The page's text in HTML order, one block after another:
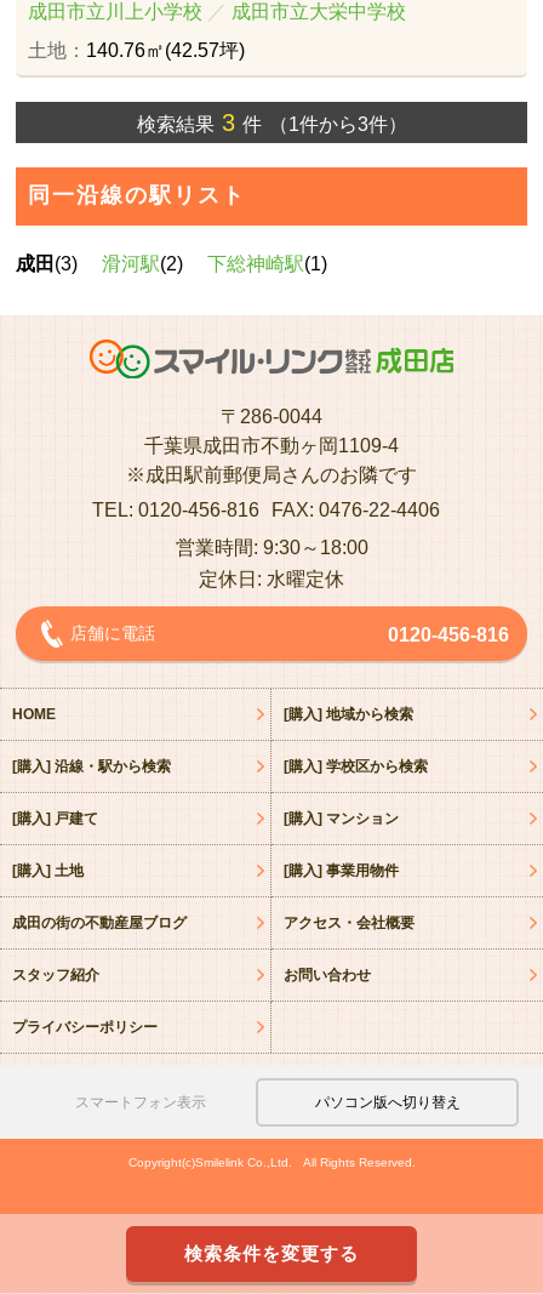
検索条件を変更する
成田市立川上小学校 ／ 成田市立大栄中学校
土地： 140.76㎡(42.57坪)
検索結果3 件 （1件から3件）
同一沿線の駅リスト
成田 (3) 滑河駅(2) 下総神崎駅(1)
〒286-0044
千葉県成田市不動ヶ岡1109-4
※成田駅前郵便局さんのお隣です
TEL: 0120-456-816
FAX: 0476-22-4406
営業時間: 9:30～18:00
定休日: 水曜定休
店舗に電話 0120-456-816
HOME [購入] 地域から検索
[購入] 沿線・駅から検索 [購入] 学校区から検索
[購入] 戸建て [購入] マンション
[購入] 土地 [購入] 事業用物件
成田の街の不動産屋ブログ アクセス・会社概要
スタッフ紹介 お問い合わせ
プライバシーポリシー
スマートフォン表示 パソコン版へ切り替え
Copyright(c)Smilelink Co.,Ltd. All Rights Reserved.